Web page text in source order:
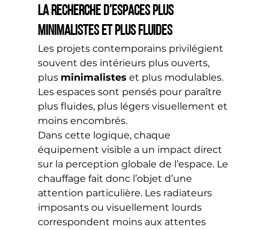
La recherche d’espaces plus
minimalistes et plus fluides
Les projets contemporains privilégient
souvent des intérieurs plus ouverts,
plus minimalistes et plus modulables.
Les espaces sont pensés pour paraître
plus fluides, plus légers visuellement et
moins encombrés.
Dans cette logique, chaque
équipement visible a un impact direct
sur la perception globale de l’espace. Le
chauffage fait donc l’objet d’une
attention particulière. Les radiateurs
imposants ou visuellement lourds
correspondent moins aux attentes